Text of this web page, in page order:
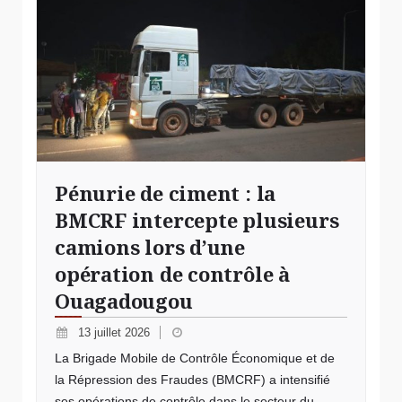
Pénurie de ciment : la
BMCRF intercepte plusieurs
camions lors d’une
opération de contrôle à
Ouagadougou
13 juillet 2026
La Brigade Mobile de Contrôle Économique et de
la Répression des Fraudes (BMCRF) a intensifié